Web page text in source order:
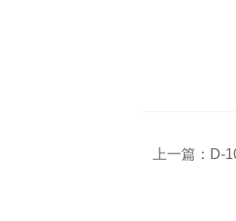
上一篇： D-